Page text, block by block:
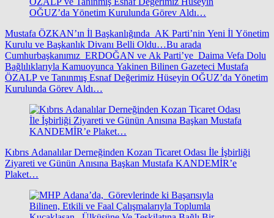
Mustafa ÖZKAN’ın İl Başkanlığında AK Parti’nin Yeni İl Yönetim
Kurulu ve Başkanlık Divanı Belli Oldu…Bu arada
Cumhurbaşkanımız ERDOĞAN ve Ak Parti’ye Daima Vefa Dolu
Bağlılıklarıyla Kamuoyunca Yakinen Bilinen Gazeteci Mustafa
ÖZALP ve Tanınmış Esnaf Değerimiz Hüseyin OĞUZ’da Yönetim
Kurulunda Görev Aldı…
Kıbrıs Adanalılar Derneğinden Kozan Ticaret Odası İle İşbirliği
Ziyareti ve Günün Anısına Başkan Mustafa KANDEMİR’e
Plaket…